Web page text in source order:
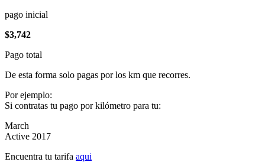
pago inicial
$3,742
Pago total
De esta forma solo pagas por los km que recorres.
Por ejemplo:
Si contratas tu pago por kilómetro para tu:
March
Active 2017
Encuentra tu tarifa aqui